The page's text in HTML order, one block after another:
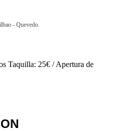
- Quevedo.
Taquilla: 25€ / Apertura de